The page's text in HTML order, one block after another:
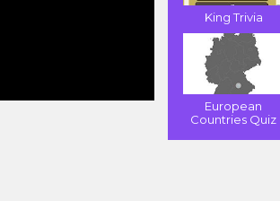
King Trivia
European
Countries Quiz